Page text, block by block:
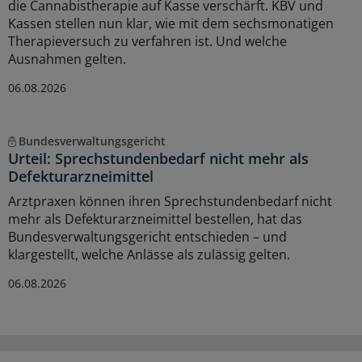
die Cannabistherapie auf Kasse verschärft. KBV und
Kassen stellen nun klar, wie mit dem sechsmonatigen
Therapieversuch zu verfahren ist. Und welche
Ausnahmen gelten.
06.08.2026
Bundesverwaltungsgericht
Urteil: Sprechstundenbedarf nicht mehr als
Defekturarzneimittel
Arztpraxen können ihren Sprechstundenbedarf nicht
mehr als Defekturarzneimittel bestellen, hat das
Bundesverwaltungsgericht entschieden – und
klargestellt, welche Anlässe als zulässig gelten.
06.08.2026